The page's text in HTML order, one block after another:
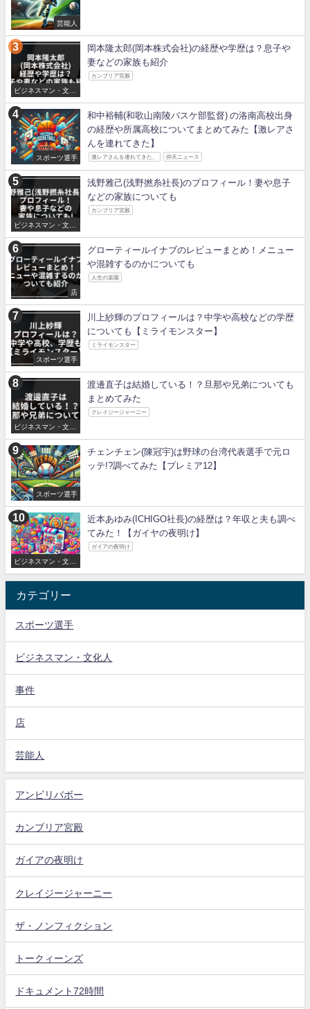
芸能人
ビジネスマン・文化
岡本隆太郎(岡本株式会社)の経歴や学歴は？息子や
妻などの家族も紹介
カンブリア宮殿
スポーツ選手
和中裕輔(和歌山南陵バスケ部監督) の洛南高校出身
の経歴や所属高校についてまとめてみた【激レアさ
んを連れてきた】
激レアさんを連れてきた。 仰天ニュース
ビジネスマン・文化
浅野雅己(浅野撚糸社長)のプロフィール！妻や息子
などの家族についても
カンブリア宮殿
店
グローティールイナブのレビューまとめ！メニュー
や混雑するのかについても
人生の楽園
スポーツ選手
川上紗輝のプロフィールは？中学や高校などの学歴
についても【ミライモンスター】
ミライモンスター
ビジネスマン・文化
渡邊直子は結婚している！？旦那や兄弟についても
まとめてみた
クレイジージャーニー
スポーツ選手
チェンチェン(陳冠宇)は野球の台湾代表選手で元ロ
ッテ!?調べてみた【プレミア12】
ビジネスマン・文化
近本あゆみ(ICHIGO社長)の経歴は？年収と夫も調べ
てみた！【ガイヤの夜明け】
ガイアの夜明け
カテゴリー
スポーツ選手
ビジネスマン・文化人
事件
店
芸能人
アンビリバボー
カンブリア宮殿
ガイアの夜明け
クレイジージャーニー
ザ・ノンフィクション
トークィーンズ
ドキュメント72時間